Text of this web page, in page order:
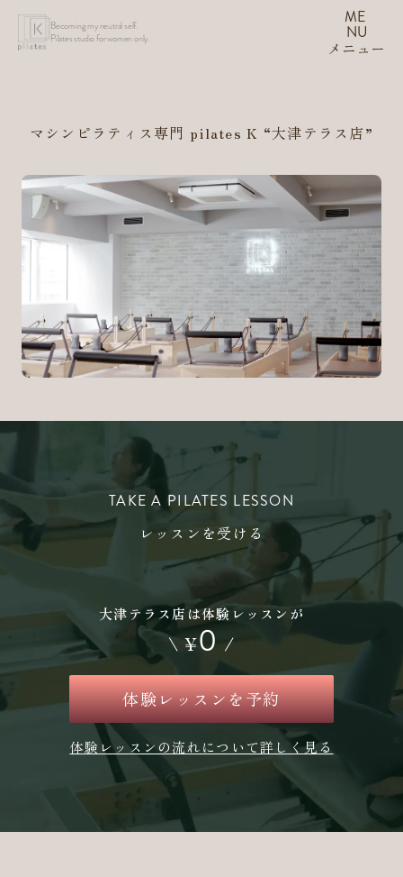
Becoming my neutral self.
Pilates studio for women only.
ME
NU
メニュー
マシンピラティス専門 pilates K “大津テラス店”
TAKE A PILATES LESSON
レッスンを受ける
大津テラス店は体験レッスンが
\¥0 /
体験レッスンを予約
体験レッスンの流れについて詳しく見る